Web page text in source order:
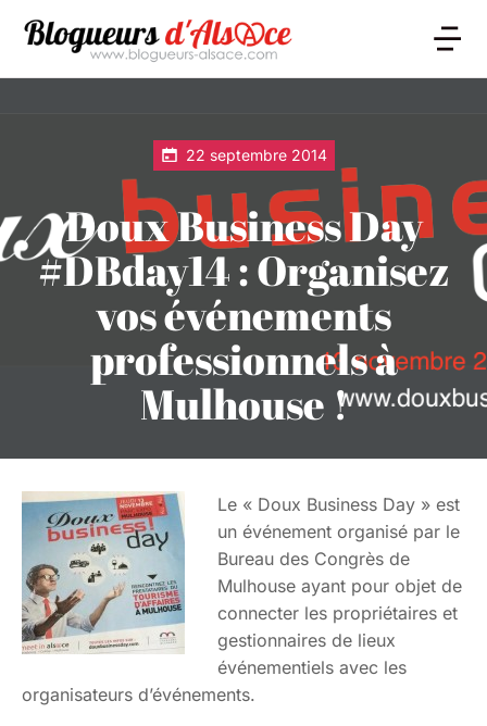
22 septembre 2014
Doux Business Day
#DBday14 : Organisez
vos événements
professionnels à
Mulhouse !
Le « Doux Business Day » est
un événement organisé par le
Bureau des Congrès de
Mulhouse ayant pour objet de
connecter les propriétaires et
gestionnaires de lieux
événementiels avec les
organisateurs d’événements.